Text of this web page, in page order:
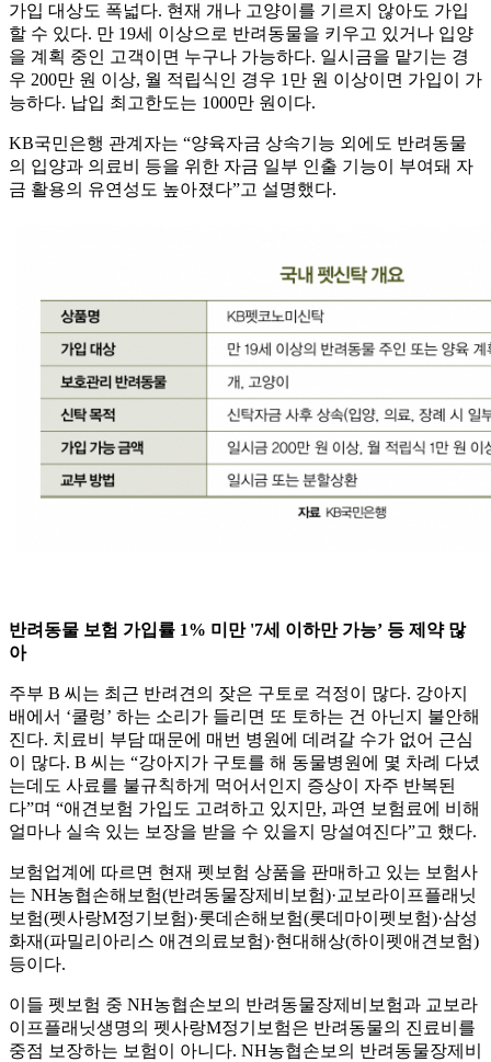
가입 대상도 폭넓다. 현재 개나 고양이를 기르지 않아도 가입
할 수 있다. 만 19세 이상으로 반려동물을 키우고 있거나 입양
을 계획 중인 고객이면 누구나 가능하다. 일시금을 맡기는 경
우 200만 원 이상, 월 적립식인 경우 1만 원 이상이면 가입이 가
능하다. 납입 최고한도는 1000만 원이다.
KB국민은행 관계자는 “양육자금 상속기능 외에도 반려동물
의 입양과 의료비 등을 위한 자금 일부 인출 기능이 부여돼 자
금 활용의 유연성도 높아졌다”고 설명했다.
반려동물 보험 가입률 1% 미만 '7세 이하만 가능’ 등 제약 많
아
주부 B 씨는 최근 반려견의 잦은 구토로 걱정이 많다. 강아지
배에서 ‘쿨렁’ 하는 소리가 들리면 또 토하는 건 아닌지 불안해
진다. 치료비 부담 때문에 매번 병원에 데려갈 수가 없어 근심
이 많다. B 씨는 “강아지가 구토를 해 동물병원에 몇 차례 다녔
는데도 사료를 불규칙하게 먹어서인지 증상이 자주 반복된
다”며 “애견보험 가입도 고려하고 있지만, 과연 보험료에 비해
얼마나 실속 있는 보장을 받을 수 있을지 망설여진다”고 했다.
보험업계에 따르면 현재 펫보험 상품을 판매하고 있는 보험사
는 NH농협손해보험(반려동물장제비보험)·교보라이프플래닛
보험(펫사랑M정기보험)·롯데손해보험(롯데마이펫보험)·삼성
화재(파밀리아리스 애견의료보험)·현대해상(하이펫애견보험)
등이다.
이들 펫보험 중 NH농협손보의 반려동물장제비보험과 교보라
이프플래닛생명의 펫사랑M정기보험은 반려동물의 진료비를
중점 보장하는 보험이 아니다. NH농협손보의 반려동물장제비